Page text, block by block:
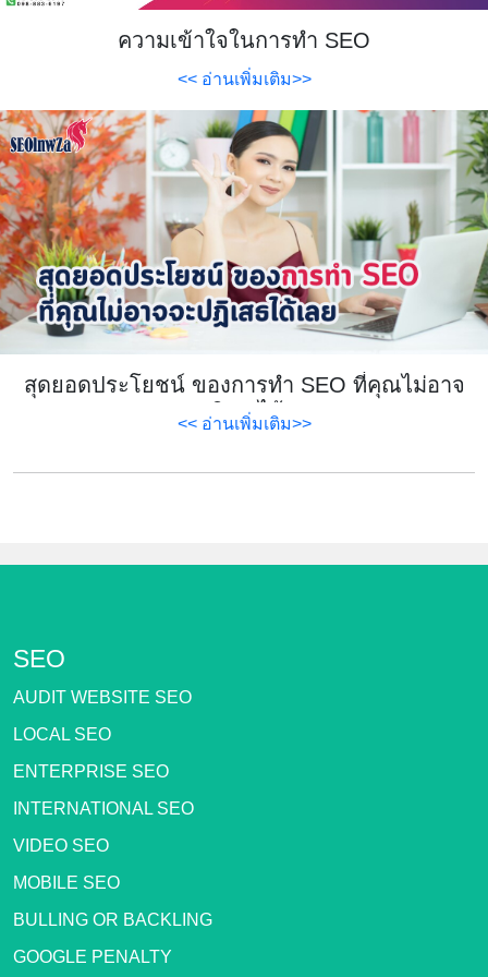
ความเข้าใจในการทำ SEO
<< อ่านเพิ่มเติม>>
สุดยอดประโยชน์ ของการทำ SEO ที่คุณไม่อาจ
จะปฏิเสธได้เลย
<< อ่านเพิ่มเติม>>
SEO
AUDIT WEBSITE SEO
LOCAL SEO
ENTERPRISE SEO
INTERNATIONAL SEO
VIDEO SEO
MOBILE SEO
BULLING OR BACKLING
GOOGLE PENALTY